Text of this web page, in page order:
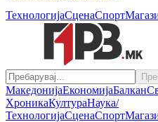
ТехнологијаСценаСпорт
МакедонијаЕкономијаБалкан
ХроникаКултураНаука/
ТехнологијаСценаСпорт